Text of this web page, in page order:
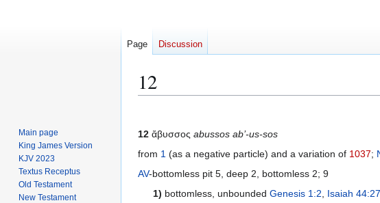
12
to
to
12 ἄβυσσος abussos ab’-us-sos
from 1 (as a negative particle) and a variation of 1037;
AV-bottomless pit 5, deep 2, bottomless 2; 9
1) bottomless, unboundedGenesis 1:2, Isaiah 44:27
Page Discussion
Main page
King James Version
KJV 2023
Textus Receptus
Old Testament
New Testament